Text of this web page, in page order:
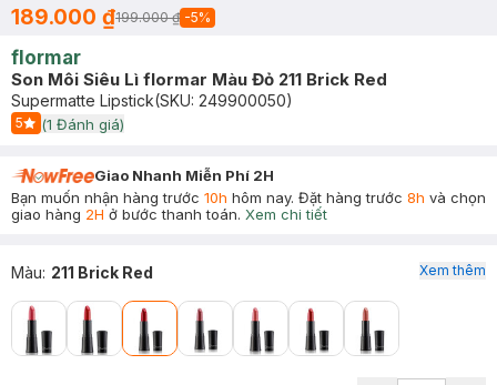
189.000 ₫199.000 ₫ -5%
flormar
Son Môi Siêu Lì flormar Màu Đỏ 211 Brick Red
Supermatte Lipstick(SKU: 249900050)
5
Start Icon
(1 Đánh giá)
Giao Nhanh Miễn Phí 2H
Bạn muốn nhận hàng trước 10h hôm nay. Đặt hàng trước 8h và chọn
giao hàng 2H ở bước thanh toán. Xem chi tiết
Màu: 211 Brick Red Xem thêm